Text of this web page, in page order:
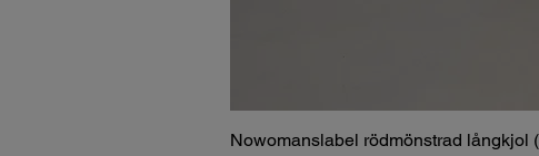
Nowomanslabel rödmönstrad långkjol